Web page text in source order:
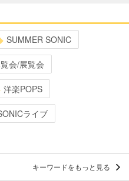
SUMMER SONIC
会/展覧会
洋楽POPS
ライブ
キーワードをもっと見る